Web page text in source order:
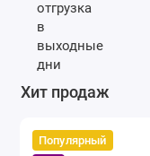
Хит продаж
Популярный